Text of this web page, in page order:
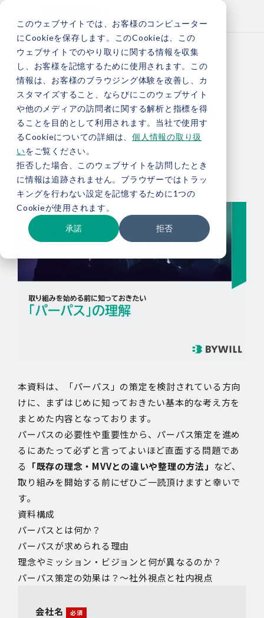
このウェブサイトでは、お客様のコンピューター
にCookieを保存します。このCookieは、この
ウェブサイトでのやり取りに関する情報を収集
し、お客様を記憶するために使用されます。この
情報は、お客様のブラウジング体験を改善し、カ
スタマイズすること、ならびにこのウェブサイト
や他のメディアの訪問者に関する解析と指標を得
ることを目的として利用されます。当社で使用す
るCookieについての詳細は、 個人情報の取り扱
いをご覧ください。
拒否した場合、このウェブサイトを訪問したとき
に情報は追跡されません。ブラウザーではトラッ
キングを行わない設定を記憶するために1つの
Cookieが使用されます。
承諾 拒否
パーパスの理解
本資料は、「パーパス」の策定を検討されている方向
けに、まずはじめに知っておきたい基本的な考え方を
まとめた内容となっております。
パーパスの必要性や重要性から、パーパス策定を進め
るにあたって必ずと言ってよいほど直面する問題であ
る 「既存の理念・MVVとの違いや整理の方法」 など、
取り組みを開始する前にぜひご一読頂けますと幸いで
す。
資料構成
パーパスとは何か？
パーパスが求められる理由
理念やミッション・ビジョンと何が異なるのか？
パーパス策定の効果は？～社外視点と社内視点
会社名